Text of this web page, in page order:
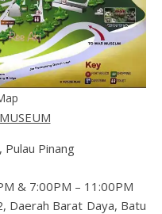
Pulau Pinang
& 7:00PM – 11:00PM
Daerah Barat Daya, Batu